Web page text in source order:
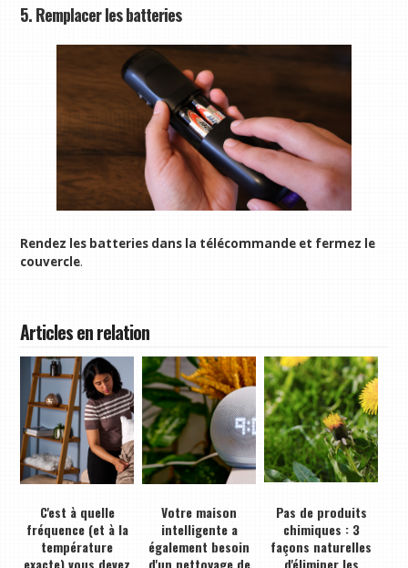
5. Remplacer les batteries
Rendez les batteries dans la télécommande et fermez le
couvercle.
Articles en relation
C'est à quelle
fréquence (et à la
température
exacte) vous devez
Votre maison
intelligente a
également besoin
d'un nettoyage de
Pas de produits
chimiques : 3
façons naturelles
d'éliminer les